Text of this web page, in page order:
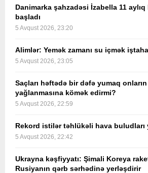
Danimarka şahzadəsi İzabella 11
başladı
5 Avqust 2026, 23:20
Alimlər: Yemək zamanı su içmək
5 Avqust 2026, 23:05
Saçları həftədə bir dəfə yumaq
yağlanmasına kömək edirmi?
5 Avqust 2026, 22:59
Rekord istilər təhlükəli hava buludları
5 Avqust 2026, 22:42
Ukrayna kəşfiyyatı: Şimali Koreya
Rusiyanın qərb sərhədinə yerləşdirir